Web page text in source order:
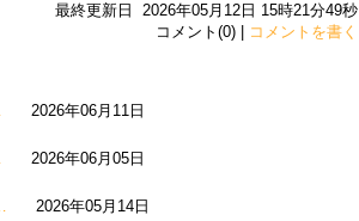
最終更新日 2026年05月12日 15時21分49秒
コメント(0) |
コメントを書く
2026年06月11日
2026年06月05日
2026年05月14日